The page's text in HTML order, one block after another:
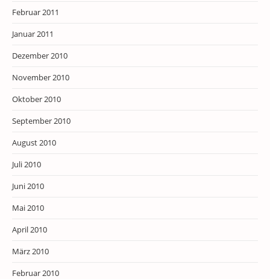
Februar 2011
Januar 2011
Dezember 2010
November 2010
Oktober 2010
September 2010
August 2010
Juli 2010
Juni 2010
Mai 2010
April 2010
März 2010
Februar 2010